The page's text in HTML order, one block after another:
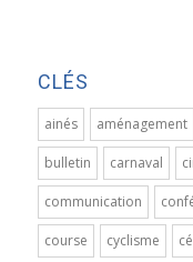
CLÉS
ainés aménagement
bulletin carnaval
communication
course cyclisme